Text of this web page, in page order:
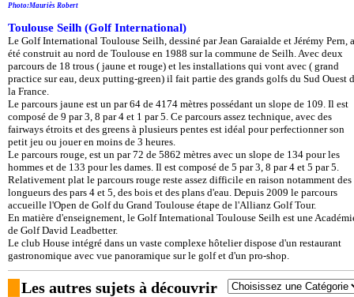
Photo:Mauriès Robert
Toulouse Seilh (Golf International)
Le Golf International Toulouse Seilh, dessiné par Jean Garaialde et Jérémy Pern, a
été construit au nord de Toulouse en 1988 sur la commune de Seilh. Avec deux
parcours de 18 trous ( jaune et rouge) et les installations qui vont avec ( grand
practice sur eau, deux putting-green) il fait partie des grands golfs du Sud Ouest
la France.
Le parcours jaune est un par 64 de 4174 mètres possédant un slope de 109. Il est
composé de 9 par 3, 8 par 4 et 1 par 5. Ce parcours assez technique, avec des
fairways étroits et des greens à plusieurs pentes est idéal pour perfectionner son
petit jeu ou jouer en moins de 3 heures.
Le parcours rouge, est un par 72 de 5862 mètres avec un slope de 134 pour les
hommes et de 133 pour les dames. Il est composé de 5 par 3, 8 par 4 et 5 par 5.
Relativement plat le parcours rouge reste assez difficile en raison notamment des
longueurs des pars 4 et 5, des bois et des plans d'eau. Depuis 2009 le parcours
accueille l'Open de Golf du Grand Toulouse étape de l'Allianz Golf Tour.
En matière d'enseignement, le Golf International Toulouse Seilh est une
de Golf David Leadbetter.
Le club House intégré dans un vaste complexe hôtelier dispose d'un restaurant
gastronomique avec vue panoramique sur le golf et d'un pro-shop.
Les autres sujets à découvrir